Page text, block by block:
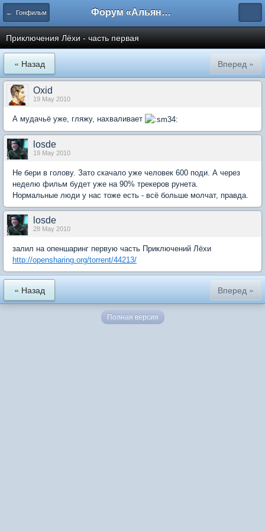
← Гонфильм Форум «Альянса вольных переводчиков»
Приключения Лёхи - часть первая
« Назад Вперед »
Oxid
19 May 2010
А мудачьё уже, гляжу, нахваливает
losde
19 May 2010
Не бери в голову. Зато скачало уже человек 600 поди. А через
неделю фильм будет уже на 90% трекеров рунета.
Нормальные люди у нас тоже есть - всё больше молчат, правда.
losde
28 May 2010
залил на опеншаринг первую часть Приключений Лёхи
http://opensharing.org/torrent/44213/
« Назад Вперед »
Полная версия